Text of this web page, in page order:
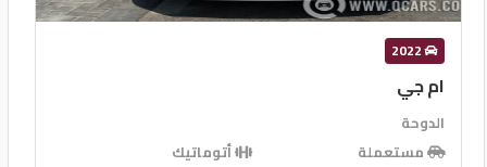
2022
ام جي
الدوحة
مستعملة
أتوماتيك